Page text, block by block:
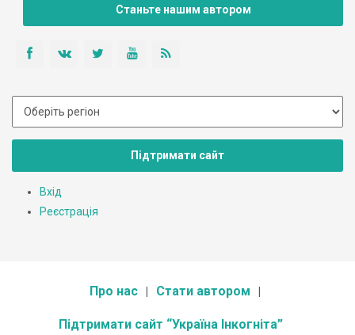
Станьте нашим автором
Підтримати сайт
Вхід
Реєстрація
Про нас Стати автором
Підтримати сайт “Україна Інкогніта”